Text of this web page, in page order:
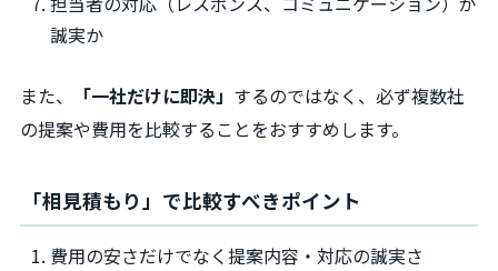
誠実か
また、 「一社だけに即決」 するのではなく、必ず複数社
の提案や費用を比較することをおすすめします。
「相見積もり」で比較すべきポイント
費用の安さだけでなく提案内容・対応の誠実さ